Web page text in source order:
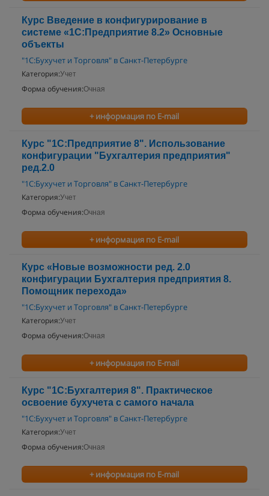
Курс Введение в конфигурирование в
системе «1С:Предприятие 8.2» Основные
объекты
"1С:Бухучет и Торговля" в Санкт-Петербурге
Категория:Учет
Форма обучения:Очная
+ информация по E-mail
Курс "1С:Предприятие 8". Использование
конфигурации "Бухгалтерия предприятия"
ред.2.0
"1С:Бухучет и Торговля" в Санкт-Петербурге
Категория:Учет
Форма обучения:Очная
+ информация по E-mail
Курс «Новые возможности ред. 2.0
конфигурации Бухгалтерия предприятия 8.
Помощник перехода»
"1С:Бухучет и Торговля" в Санкт-Петербурге
Категория:Учет
Форма обучения:Очная
+ информация по E-mail
Курс "1С:Бухгалтерия 8". Практическое
освоение бухучета с самого начала
"1С:Бухучет и Торговля" в Санкт-Петербурге
Категория:Учет
Форма обучения:Очная
+ информация по E-mail